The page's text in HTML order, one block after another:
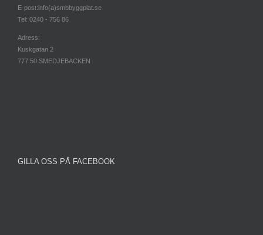
E-post:info(a)smbbyggplat.se
Tel: 0240 - 756 86
Adress:
Kuskgatan 2
777 50 SMEDJEBACKEN
GILLA OSS PÅ FACEBOOK